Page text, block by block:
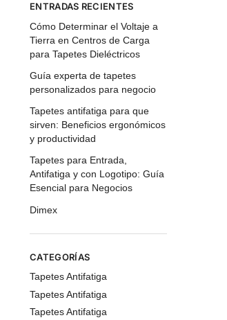
ENTRADAS RECIENTES
Cómo Determinar el Voltaje a
Tierra en Centros de Carga
para Tapetes Dieléctricos
Guía experta de tapetes
personalizados para negocio
Tapetes antifatiga para que
sirven: Beneficios ergonómicos
y productividad
Tapetes para Entrada,
Antifatiga y con Logotipo: Guía
Esencial para Negocios
Dimex
CATEGORÍAS
Tapetes Antifatiga
Tapetes Antifatiga
Tapetes Antifatiga